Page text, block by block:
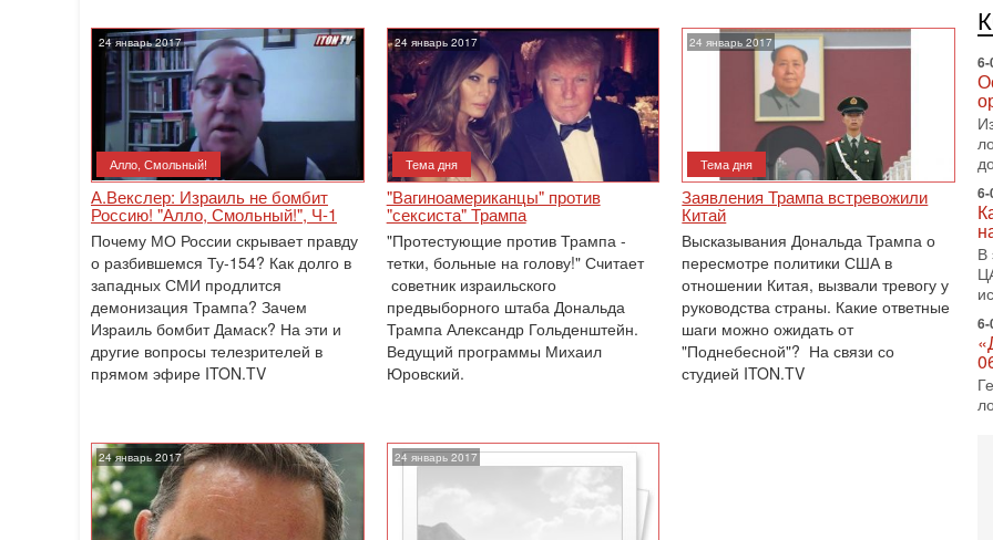
24 январь 2017
Алло, Смольный!
А.Векслер: Израиль не бомбит
Россию! "Алло, Смольный!", Ч-1
Почему МО России скрывает правду
о разбившемся Ту-154? Как долго в
западных СМИ продлится
демонизация Трампа? Зачем
Израиль бомбит Дамаск? На эти и
другие вопросы телезрителей в
прямом эфире ITON.TV
24 январь 2017
Тема дня
"Вагиноамериканцы" против
"сексиста" Трампа
"Протестующие против Трампа -
тетки, больные на голову!" Считает
советник израильского
предвыборного штаба Дональда
Трампа Александр Гольденштейн.
Ведущий программы Михаил
Юровский.
24 январь 2017
Тема дня
Заявления Трампа встревожили
Китай
Высказывания Дональда Трампа о
пересмотре политики США в
отношении Китая, вызвали тревогу у
руководства страны. Какие ответные
шаги можно ожидать от
"Поднебесной"? На связи со
студией ITON.TV
24 январь 2017 24 январь 2017
6-
6-
В
6-